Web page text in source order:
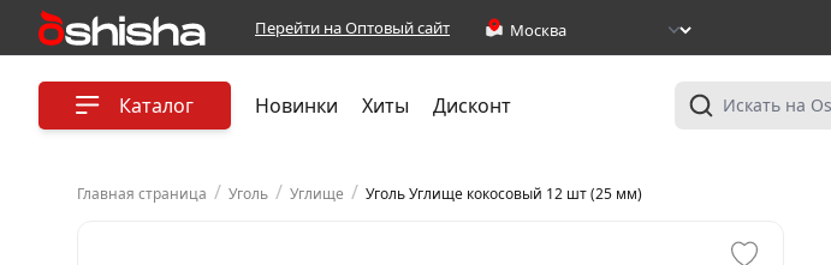
Перейти на Оптовый сайт
Каталог Новинки Хиты Дисконт
Главная страница / Уголь / Углище / Уголь Углище кокосовый 12 шт (25 мм)